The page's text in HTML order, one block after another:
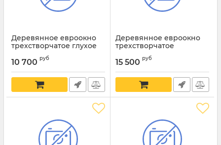
Деревянное евроокно
трехстворчатое глухое
10 700 руб
Деревянное евроокно
трехстворчатое
поворотно-откидное
15 500 руб